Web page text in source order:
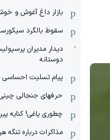
بازار داغ آغوش و
سقوط بالگرد سیکورسکی
دیدار مدیران
دوستانه
پیام تسلیت احساسی
حرفهای جنجالی
چطوری یاغی! کنایه
مذاکرات درباره